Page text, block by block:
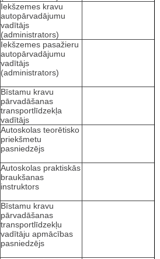
Iekšzemes kravu
autopārvadājumu
vadītājs
(administrators)
Iekšzemes pasažieru
autopārvadājumu
vadītājs
(administrators)
Bīstamu kravu
pārvadāšanas
transportlīdzekļa
vadītājs
Autoskolas teorētisko
priekšmetu
pasniedzējs
Autoskolas praktiskās
braukšanas
instruktors
Bīstamu kravu
pārvadāšanas
transportlīdzekļu
vadītāju apmācības
pasniedzējs